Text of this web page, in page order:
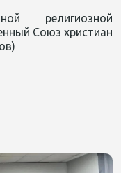
религиозной
Союз христиан